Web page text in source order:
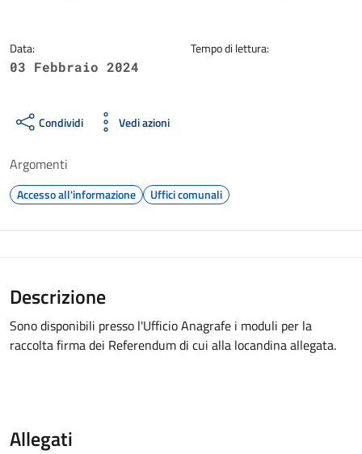
Data:
03 Febbraio 2024
Tempo di lettura:
Condividi Vedi azioni
Argomenti
Accesso all'informazione Uffici comunali
Descrizione
Sono disponibili presso l'Ufficio Anagrafe i moduli per la
raccolta firma dei Referendum di cui alla locandina allegata.
Allegati